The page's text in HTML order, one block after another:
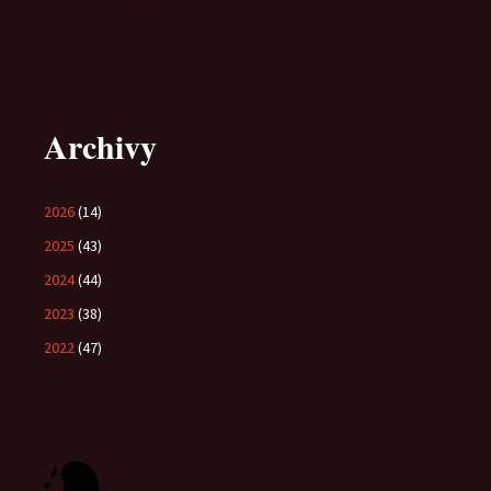
Archivy
2026(14)
2025 (43)
2024(44)
2023 (38)
2022(47)